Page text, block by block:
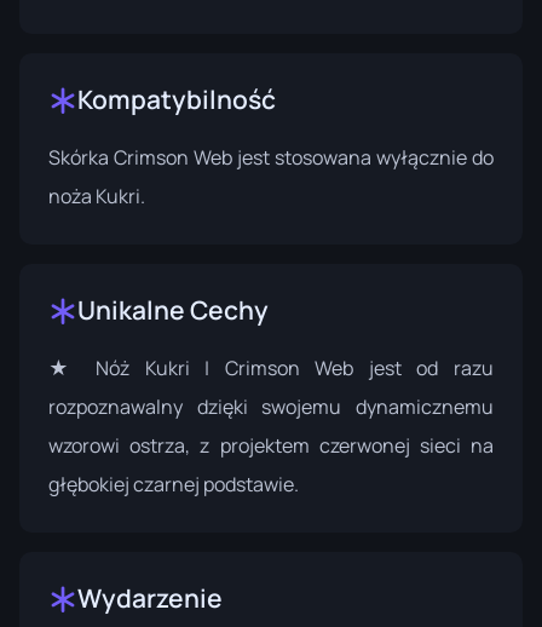
Kompatybilność
Skórka Crimson Web jest stosowana wyłącznie do
noża Kukri.
Unikalne Cechy
★ Nóż Kukri | Crimson Web jest od razu
rozpoznawalny dzięki swojemu dynamicznemu
wzorowi ostrza, z projektem czerwonej sieci na
głębokiej czarnej podstawie.
Wydarzenie